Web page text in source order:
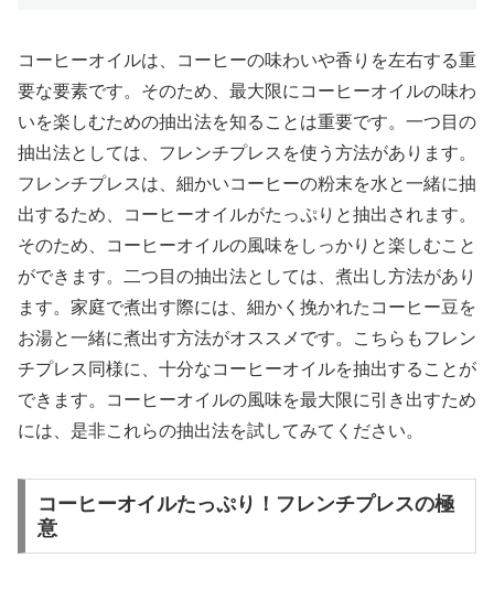
コーヒーオイルは、コーヒーの味わいや香りを左右する重
要な要素です。そのため、最大限にコーヒーオイルの味わ
いを楽しむための抽出法を知ることは重要です。一つ目の
抽出法としては、フレンチプレスを使う方法があります。
フレンチプレスは、細かいコーヒーの粉末を水と一緒に抽
出するため、コーヒーオイルがたっぷりと抽出されます。
そのため、コーヒーオイルの風味をしっかりと楽しむこと
ができます。二つ目の抽出法としては、煮出し方法があり
ます。家庭で煮出す際には、細かく挽かれたコーヒー豆を
お湯と一緒に煮出す方法がオススメです。こちらもフレン
チプレス同様に、十分なコーヒーオイルを抽出することが
できます。コーヒーオイルの風味を最大限に引き出すため
には、是非これらの抽出法を試してみてください。
コーヒーオイルたっぷり！フレンチプレスの極
意